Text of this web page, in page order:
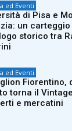
ed Eventi
di Pisa e
un
storico tra
ed Eventi
Fiorentino,
torna il
e mercatini